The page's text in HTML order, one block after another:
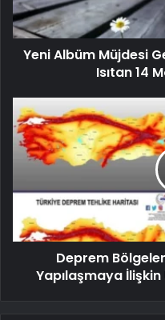
Yeni Albüm Müjdesi
Isıtan 14
Deprem
Yapılaşmaya